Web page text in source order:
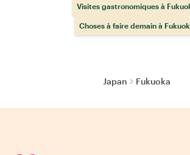
Visites gastronomiques à
Choses à faire demain à
Japan Fukuoka